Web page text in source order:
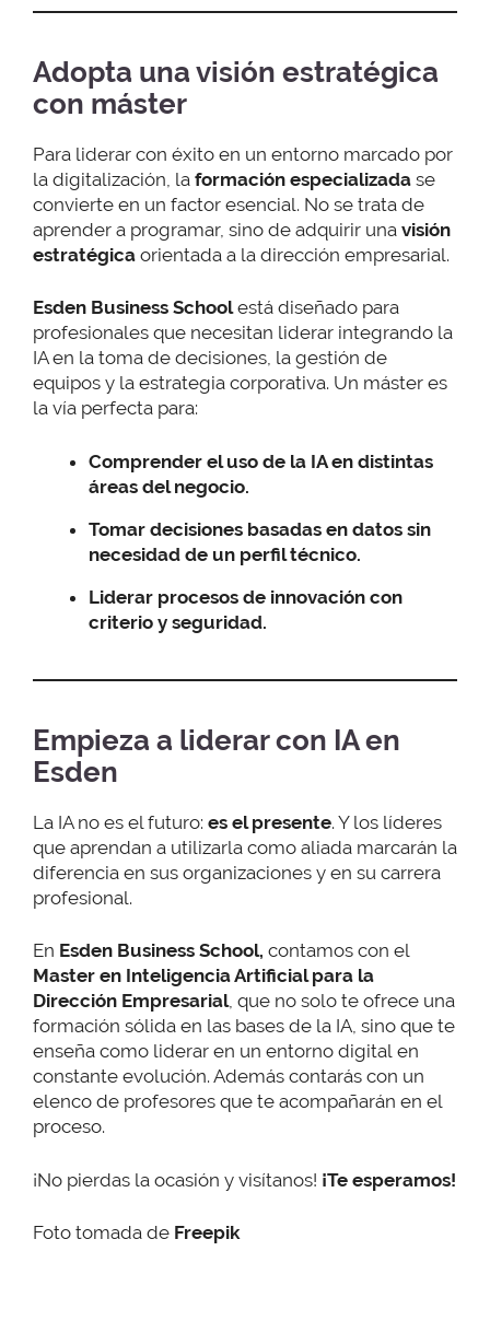
Adopta una visión estratégica
con máster
Para liderar con éxito en un entorno marcado por
la digitalización, la formación especializada se
convierte en un factor esencial. No se trata de
aprender a programar, sino de adquirir una visión
estratégica orientada a la dirección empresarial.
Esden Business Schoolestá diseñado para
profesionales que necesitan liderar integrando la
IA en la toma de decisiones, la gestión de
equipos y la estrategia corporativa. Un máster es
la vía perfecta para:
Comprender el uso de la IA en distintas
áreas del negocio.
Tomar decisiones basadas en datos sin
necesidad de un perfil técnico.
Liderar procesos de innovación con
criterio y seguridad.
Empieza a liderar con IA en
Esden
La IA no es el futuro: es el presente. Y los líderes
que aprendan a utilizarla como aliada marcarán la
diferencia en sus organizaciones y en su carrera
profesional.
En Esden Business School, contamos con el
Master en Inteligencia Artificial para la
Dirección Empresarial, que no solo te ofrece una
formación sólida en las bases de la IA, sino que te
enseña como liderar en un entorno digital en
constante evolución. Además contarás con un
elenco de profesores que te acompañarán en el
proceso.
¡No pierdas la ocasión y visítanos! ¡Te esperamos!
Foto tomada de Freepik